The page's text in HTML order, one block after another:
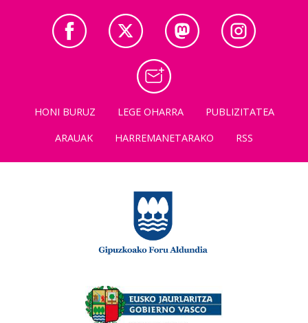
HONI BURUZ LEGE OHARRA
PUBLIZITATEA
ARAUAK
HARREMANETARAKO RSS